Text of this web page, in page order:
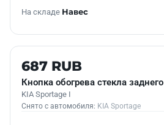
На складе Навес
Б/У В НАЛИЧИИ
687 RUB
Кнопка обогрева стекла заднего
KIA Sportage I
Снято с автомобиля: KIA Sportage